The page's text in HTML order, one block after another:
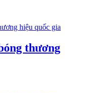
thương